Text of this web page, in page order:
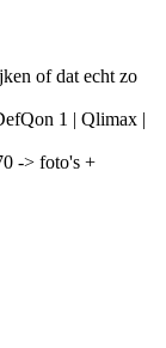
of dat echt zo
1 | Qlimax |
-> foto's +